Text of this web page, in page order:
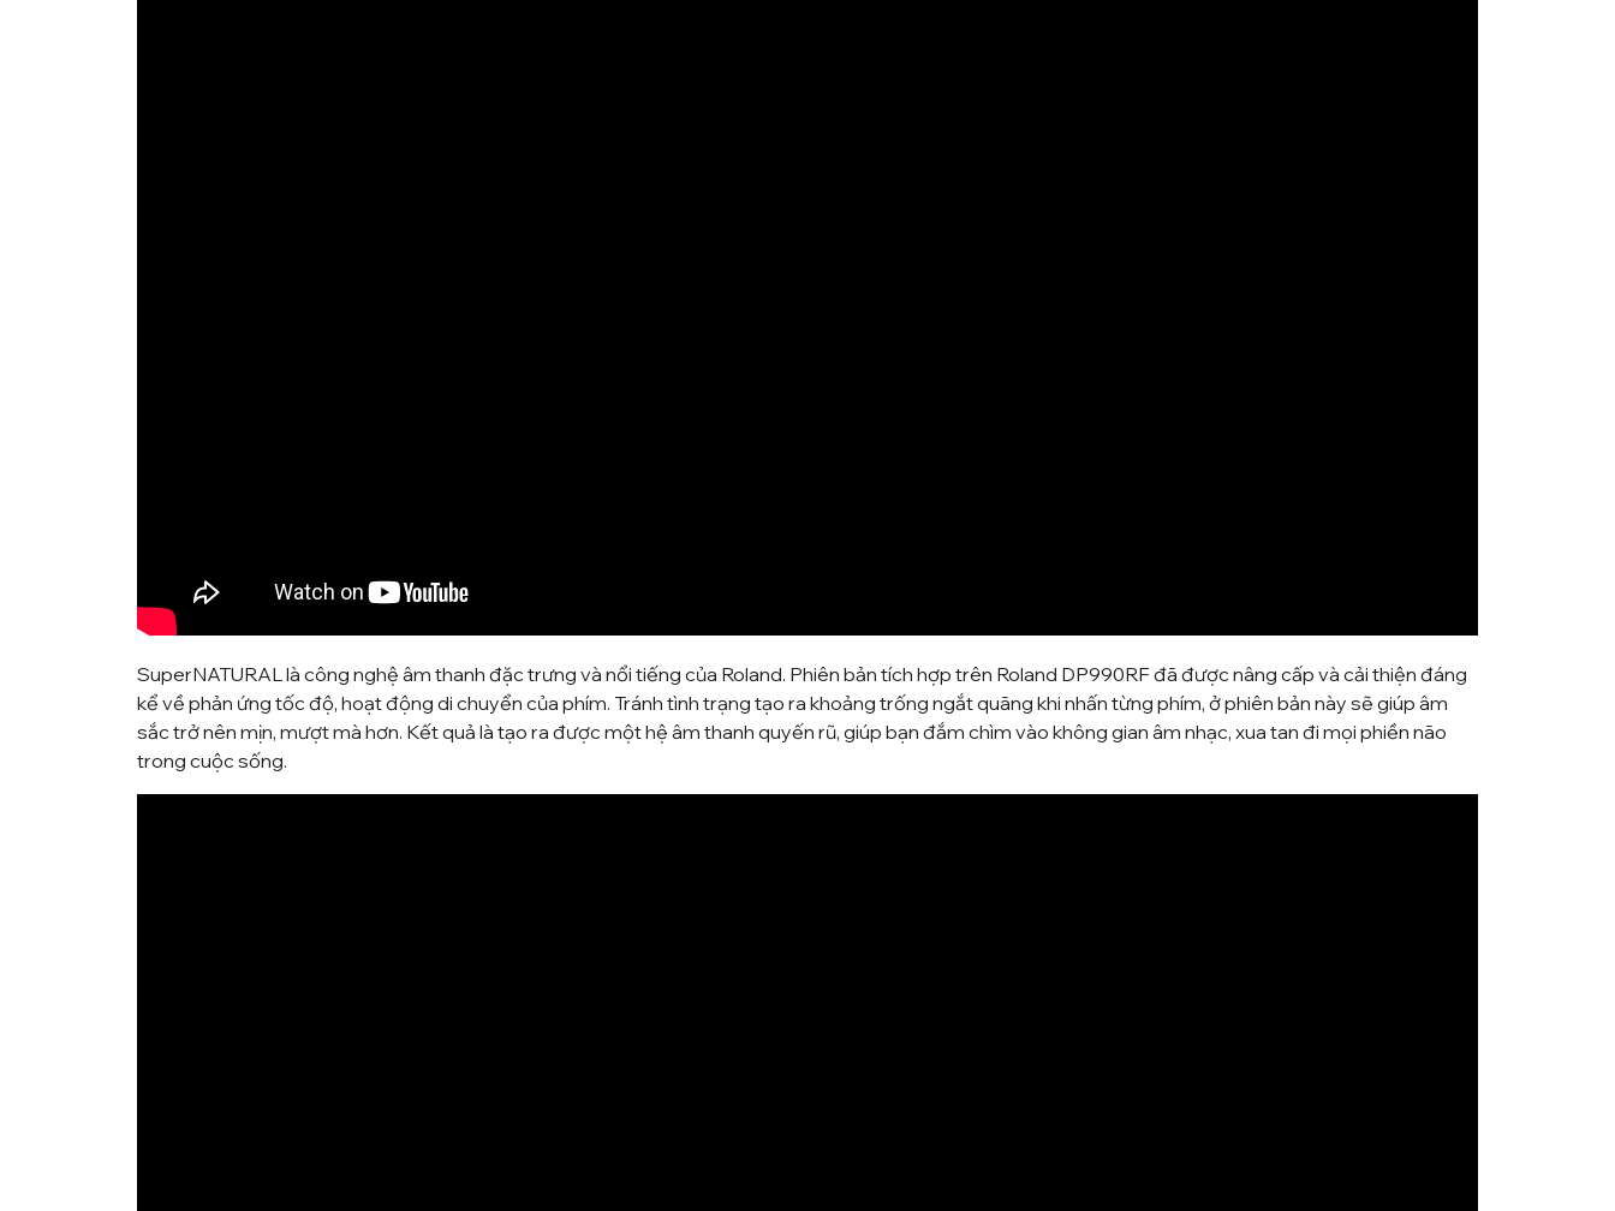
SuperNATURAL là công nghệ âm thanh đặc trưng và nổi tiếng của Roland. Phiên bản tích hợp trên Roland DP990RF đã được nâng cấp và cải thiện đáng
kể về phản ứng tốc độ, hoạt động di chuyển của phím. Tránh tình trạng tạo ra khoảng trống ngắt quãng khi nhấn từng phím, ở phiên bản này sẽ giúp âm
sắc trở nên mịn, mượt mà hơn. Kết quả là tạo ra được một hệ âm thanh quyến rũ, giúp bạn đắm chìm vào không gian âm nhạc, xua tan đi mọi phiền não
trong cuộc sống.